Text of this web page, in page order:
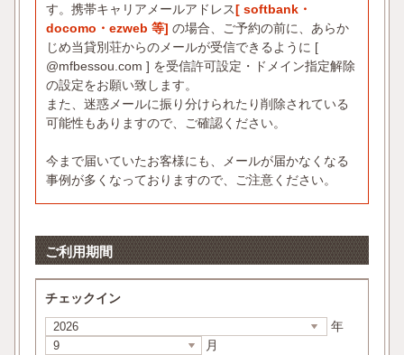
す。携帯キャリアメールアドレス[ softbank・
docomo・ezweb 等]の場合、ご予約の前に、あらか
じめ当貸別荘からのメールが受信できるように [
@mfbessou.com ] を受信許可設定・ドメイン指定解除
の設定をお願い致します。
また、迷惑メールに振り分けられたり削除されている
可能性もありますので、ご確認ください。
今まで届いていたお客様にも、メールが届かなくなる
事例が多くなっておりますので、ご注意ください。
ご利用期間
チェックイン
年
月